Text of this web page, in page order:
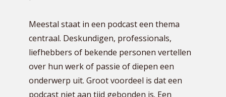
Meestal staat in een podcast een thema
centraal. Deskundigen, professionals,
liefhebbers of bekende personen vertellen
over hun werk of passie of diepen een
onderwerp uit. Groot voordeel is dat een
podcast niet aan tijd gebonden is. Een